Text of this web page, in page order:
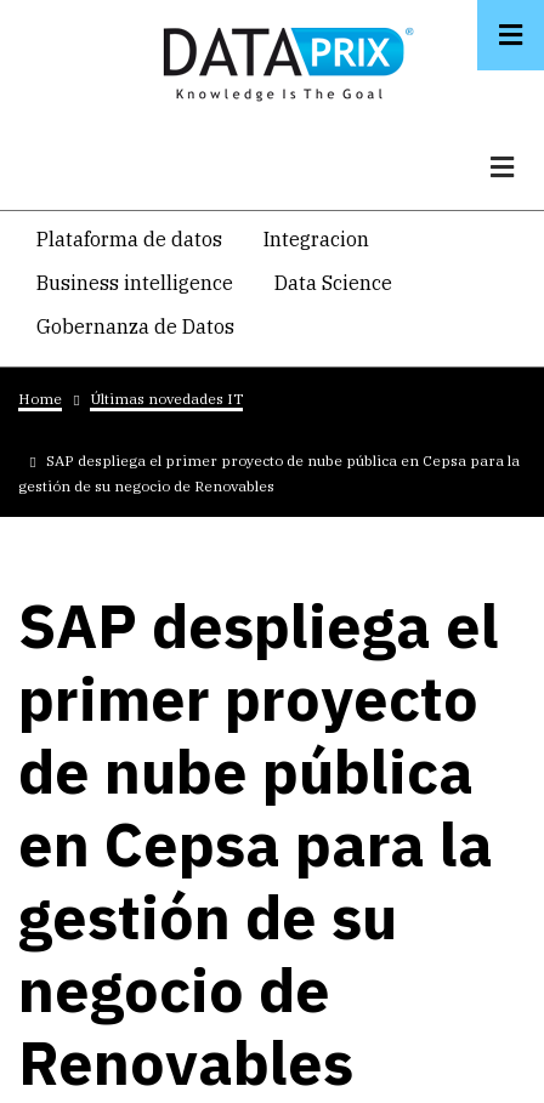
Navegacion
temática
principal
Plataforma de datos
Integracion
Business intelligence
Data Science
Gobernanza de Datos
Breadcrumb
Home Últimas novedades IT
SAP despliega el primer proyecto de nube pública en Cepsa para la
gestión de su negocio de Renovables
SAP despliega el
primer proyecto
de nube pública
en Cepsa para la
gestión de su
negocio de
Renovables